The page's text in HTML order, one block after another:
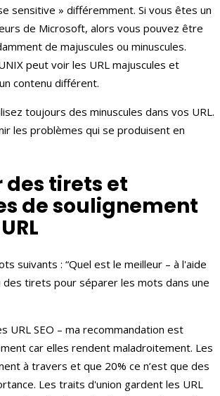
sensitive » différemment. Si vous êtes un
de Microsoft, alors vous pouvez être
de majuscules ou minuscules.
peut voir les URL majuscules et
contenu différent.
toujours des minuscules dans vos URL.
les problèmes qui se produisent en
des tirets et
de soulignement
suivants : “Quel est le meilleur – à l'aide
des tirets pour séparer les mots dans une
URL SEO – ma recommandation est
car elles rendent maladroitement. Les
à travers et que 20% ce n’est que des
Les traits d'union gardent les URL